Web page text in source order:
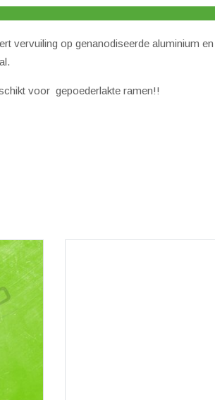
vervuiling op genanodiseerde aluminium en
voor gepoederlakte ramen!!